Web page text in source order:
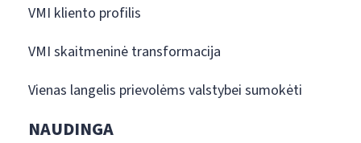
VMI kliento profilis
VMI skaitmeninė transformacija
Vienas langelis prievolėms valstybei sumokėti
NAUDINGA